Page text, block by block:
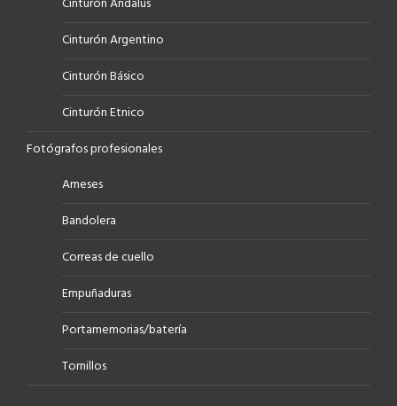
Cinturón Argentino
Cinturón Básico
Cinturón Etnico
Fotógrafos profesionales
Arneses
Bandolera
Correas de cuello
Empuñaduras
Portamemorias/batería
Tornillos